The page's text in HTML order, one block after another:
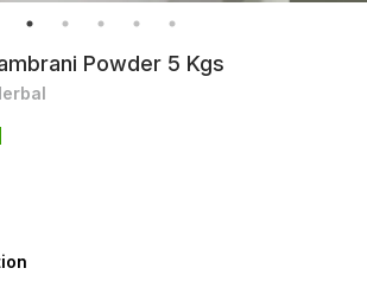
Powder 5 Kgs